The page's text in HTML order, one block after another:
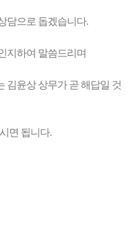
담으로 돕겠습니다.
지하여 말씀드리며
김윤상 상무가 곧 해답일 것
면 됩니다.